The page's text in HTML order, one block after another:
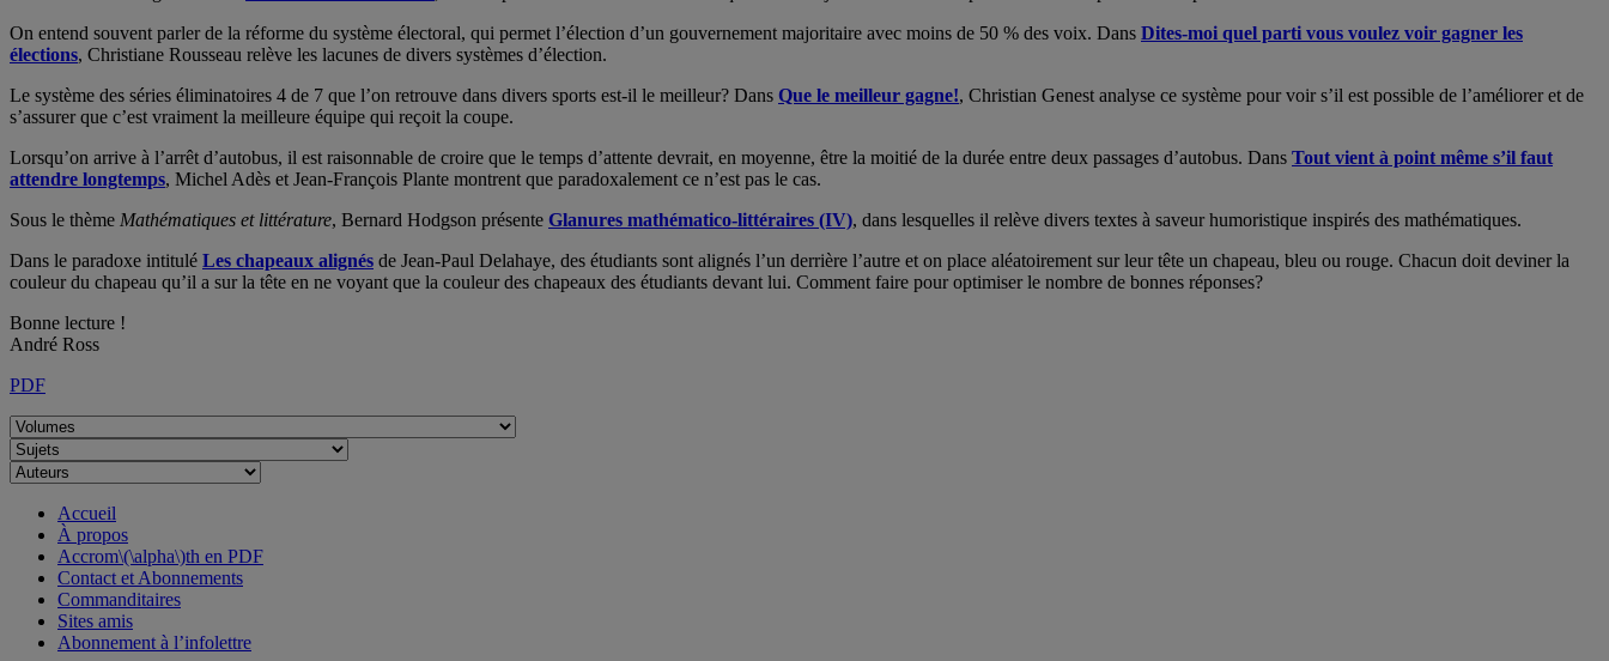
On entend souvent parler de la réforme du système électoral, qui permet l’élection d’un gouvernement majoritaire avec moins de 50 % des voix. Dans Dites-moi quel parti vous voulez voir gagner les
élections, Christiane Rousseau relève les lacunes de divers systèmes d’élection.
Le système des séries éliminatoires 4 de 7 que l’on retrouve dans divers sports est-il le meilleur? Dans Que le meilleur gagne!, Christian Genest analyse ce système pour voir s’il est possible de l’améliorer et de
s’assurer que c’est vraiment la meilleure équipe qui reçoit la coupe.
Lorsqu’on arrive à l’arrêt d’autobus, il est raisonnable de croire que le temps d’attente devrait, en moyenne, être la moitié de la durée entre deux passages d’autobus. Dans Tout vient à point même s’il faut
attendre longtemps, Michel Adès et Jean-François Plante montrent que paradoxalement ce n’est pas le cas.
Sous le thème Mathématiques et littérature, Bernard Hodgson présente Glanures mathématico-littéraires (IV), dans lesquelles il relève divers textes à saveur humoristique inspirés des mathématiques.
Dans le paradoxe intitulé Les chapeaux alignés de Jean-Paul Delahaye, des étudiants sont alignés l’un derrière l’autre et on place aléatoirement sur leur tête un chapeau, bleu ou rouge. Chacun doit deviner la
couleur du chapeau qu’il a sur la tête en ne voyant que la couleur des chapeaux des étudiants devant lui. Comment faire pour optimiser le nombre de bonnes réponses?
Bonne lecture !
André Ross
PDF
Accueil
À propos
Accrom\(\alpha\)th en PDF
Contact et Abonnements
Commanditaires
Sites amis
Abonnement à l’infolettre